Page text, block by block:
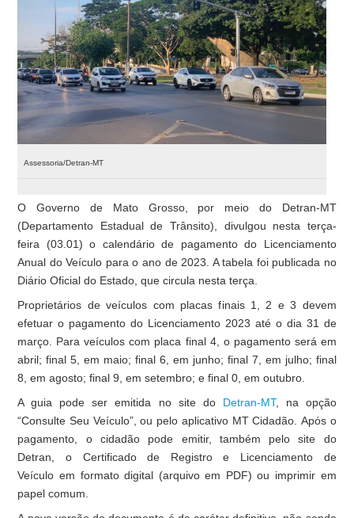
Assessoria/Detran-MT
O Governo de Mato Grosso, por meio do Detran-MT
(Departamento Estadual de Trânsito), divulgou nesta terça-
feira (03.01) o calendário de pagamento do Licenciamento
Anual do Veículo para o ano de 2023. A tabela foi publicada no
Diário Oficial do Estado, que circula nesta terça.
Proprietários de veículos com placas finais 1, 2 e 3 devem
efetuar o pagamento do Licenciamento 2023 até o dia 31 de
março. Para veículos com placa final 4, o pagamento será em
abril; final 5, em maio; final 6, em junho; final 7, em julho; final
8, em agosto; final 9, em setembro; e final 0, em outubro.
A guia pode ser emitida no site do Detran-MT, na opção
“Consulte Seu Veículo”, ou pelo aplicativo MT Cidadão. Após o
pagamento, o cidadão pode emitir, também pelo site do
Detran, o Certificado de Registro e Licenciamento de
Veículo em formato digital (arquivo em PDF) ou imprimir em
papel comum.